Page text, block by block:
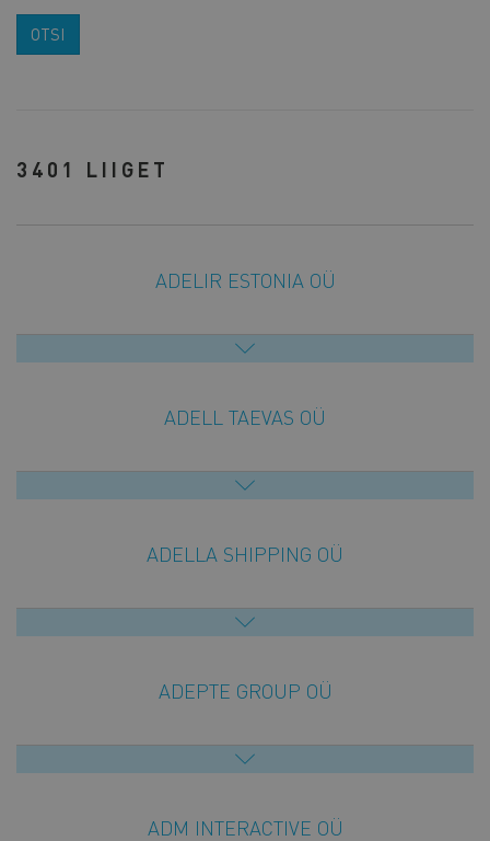
OTSI
3401 LIIGET
ADELIR ESTONIA OÜ
ADELL TAEVAS OÜ
ADELLA SHIPPING OÜ
ADEPTE GROUP OÜ
ADM INTERACTIVE OÜ